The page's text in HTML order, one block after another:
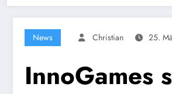
News Christian 25.
InnoGames